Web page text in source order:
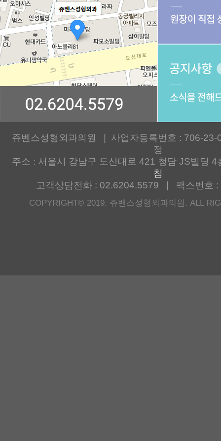
쥬벤스성형외과의원 | 사업자등록번호 : 706-
정
주소 : 서울시 강남구 도산대로 421 청담 JS빌딩
침
고객상담전화 : 02.6204.5579 | 팩스번호 :
COPYRIGHT© 2019. 쥬벤스성형외과의원. ALL